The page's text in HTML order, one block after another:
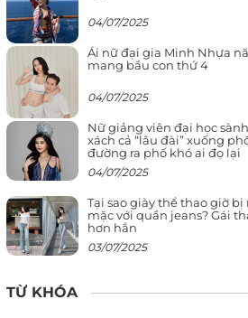
04/07/2025
Ái nữ đại gia Minh Nhựa
mang bầu con thứ 4
04/07/2025
Nữ giảng viên đại học
xách cả “lâu đài” xuống
đường ra phố khó ai đọ lại
04/07/2025
Tại sao giày thể thao giờ bị
mặc với quần jeans? Gái
hơn hẳn
03/07/2025
TỪ KHÓA